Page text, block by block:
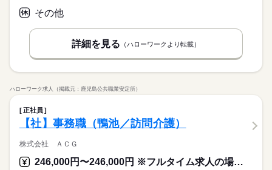
その他
詳細を見る （ハローワークより転載）
ハローワーク求人（掲載元：鹿児島公共職業安定所）
正社員
【社】事務職（鴨池／訪問介護）
株式会社 ＡＣＧ
246,000円〜246,000円 ※フルタイム求人の場合は月額（換算額）、パート求人の場合は時間額を表示しています。